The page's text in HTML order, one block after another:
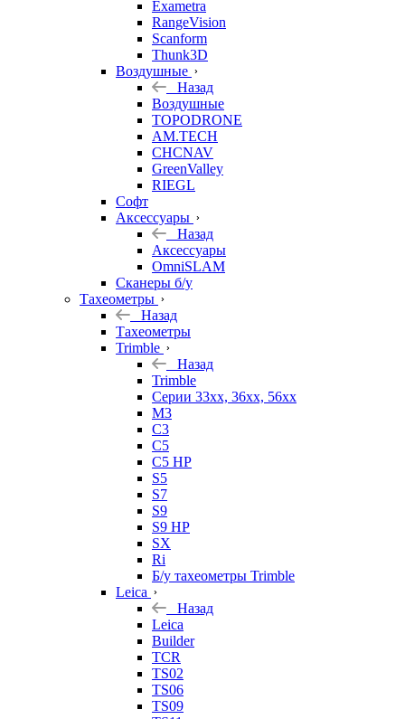
Exametra
RangeVision
Scanform
Thunk3D
Воздушные
Назад
Воздушные
TOPODRONE
AM.TECH
CHCNAV
GreenValley
RIEGL
Софт
Аксессуары
Назад
Аксессуары
OmniSLAM
Сканеры б/у
Тахеометры
Назад
Тахеометры
Trimble
Назад
Trimble
Серии 33xx, 36xx, 56xx
M3
C3
C5
C5 HP
S5
S7
S9
S9 HP
SX
Ri
Б/у тахеометры Trimble
Leica
Назад
Leica
Builder
TCR
TS02
TS06
TS09